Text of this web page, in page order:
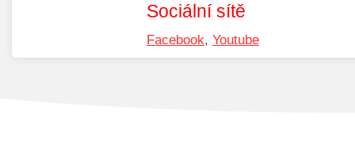
Sociální sítě
Facebook, Youtube